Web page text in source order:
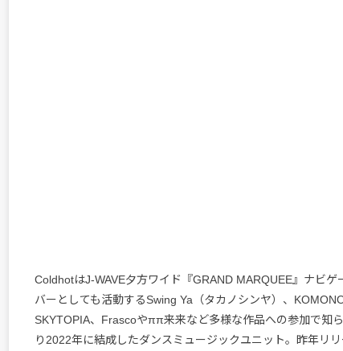
ColdhotはJ-WAVE夕方ワイド『GRAND MARQUEE』ナビゲ
バーとしても活動するSwing Ya（タカノシンヤ）、
SKYTOPIA、Frascoやππ来来など多様な作品への参加で知
り2022年に結成したダンスミュージックユニット。昨年リ